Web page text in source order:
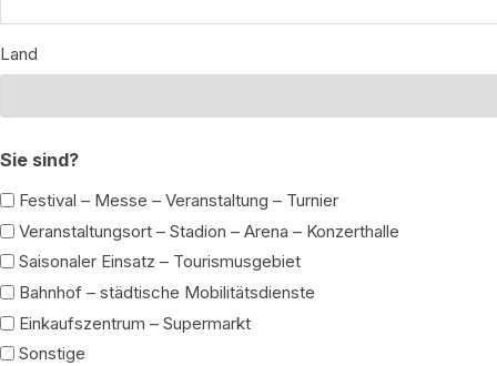
Land
Sie sind?
Festival – Messe – Veranstaltung – Turnier
Veranstaltungsort – Stadion – Arena – Konzerthalle
Saisonaler Einsatz – Tourismusgebiet
Bahnhof – städtische Mobilitätsdienste
Einkaufszentrum – Supermarkt
Sonstige